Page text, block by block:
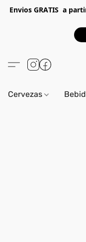
Envios GRATIS a
Cervezas